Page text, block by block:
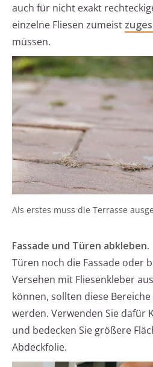
auch für nicht exakt
einzelne Fliesen zumeist
müssen.
Als erstes muss die Terrasse
Fassade und Türen abkleben.
Türen noch die Fassade oder
Versehen mit Fliesenkleber
können, sollten diese
werden. Verwenden Sie dafür
und bedecken Sie größere
Abdeckfolie.